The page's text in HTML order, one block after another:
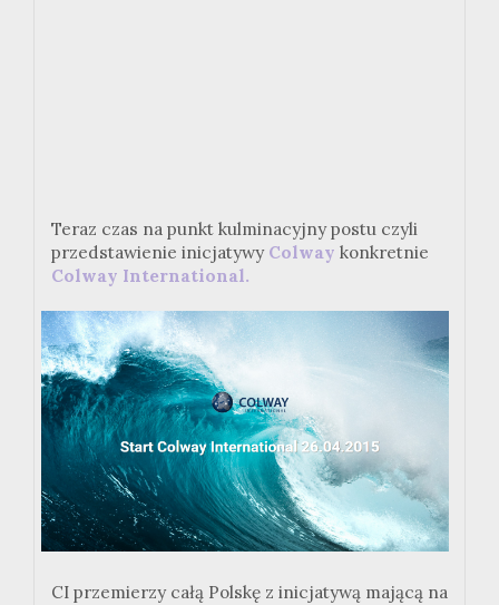
Teraz czas na punkt kulminacyjny postu czyli
przedstawienie inicjatywy Colway konkretnie
Colway International.
CI przemierzy całą Polskę z inicjatywą mającą na